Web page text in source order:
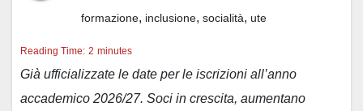
formazione, inclusione, socialità, ute
Reading Time: 2 minutes
Già ufficializzate le date per le iscrizioni all’anno
accademico 2026/27. Soci in crescita, aumentano